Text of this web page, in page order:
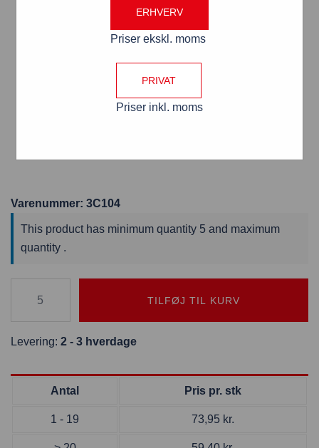
de bagerste rum 31 mm højere end i rummet foran
Fylddybden i hvert rum er 32 mm indvendig.
Holderens total højde 218 mm
Udvendig bredde 109 mm
Udvendig dybde 112 mm
Varenummer: 3C104
This product has minimum quantity 5 and maximum
quantity .
TILFØJ TIL KURV
Levering: 2 - 3 hverdage
Antal Pris pr. stk
1 - 19 73,95 kr.
ERHVERV
Priser ekskl. moms
PRIVAT
Priser inkl. moms